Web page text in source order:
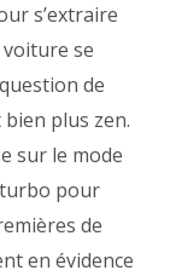
s’extraire
se
de
plus zen.
sur le mode
pour
de
en évidence